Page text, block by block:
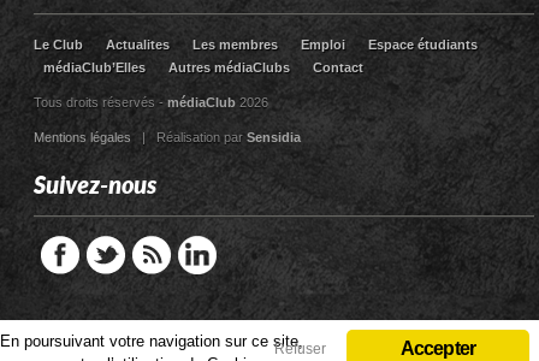
Le Club Actualites Les membres Emploi
Espace étudiants
médiaClub’Elles
Autres médiaClubs Contact
Tous droits réservés -médiaClub 2026
Mentions légales| Réalisation parSensidia
Suivez-nous
Refuser Accepter
En poursuivant votre navigation sur ce site,
Refuser Accepter
En poursuivant votre navigation sur ce site,